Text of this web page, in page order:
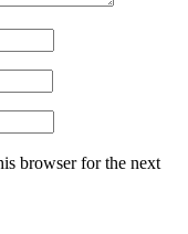
browser for the next